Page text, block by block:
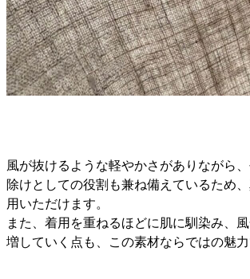
風が抜けるような軽やかさがありながら
除けとしての役割も兼ね備えているため
用いただけます。
また、着用を重ねるほどに肌に馴染み、
増していく点も、この素材ならではの魅力